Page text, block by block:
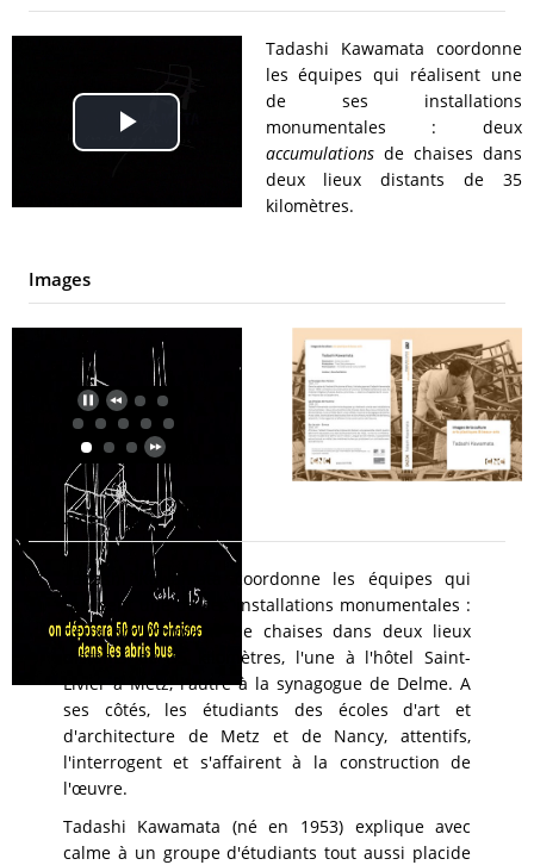
Play
Video
Tadashi Kawamata coordonne
les équipes qui réalisent une
de ses installations
monumentales : deux
accumulationsde chaises dans
deux lieux distants de 35
kilomètres.
Images
Résumé
Tadashi Kawamata coordonne les équipes qui
réalisent une de ses installations monumentales :
deuxaccumulations
de chaises dans deux lieux
distants de 35 kilomètres, l'une à l'hôtel Saint-
Livier à Metz, l'autre à la synagogue de Delme. A
ses côtés, les étudiants des écoles d'art et
d'architecture de Metz et de Nancy, attentifs,
l'interrogent et s'affairent à la construction de
l'œuvre.
Tadashi Kawamata (né en 1953) explique avec
calme à un groupe d'étudiants tout aussi placide